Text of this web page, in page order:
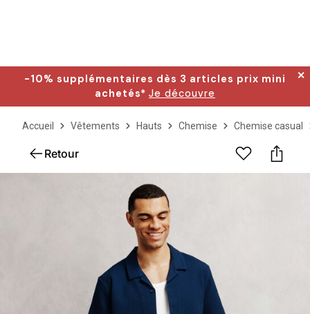
-10% supplémentaires dès 3 articles prix mini
achetés* Je découvre
✕
Accueil Vêtements Hauts Chemise Chemise casual
Retour